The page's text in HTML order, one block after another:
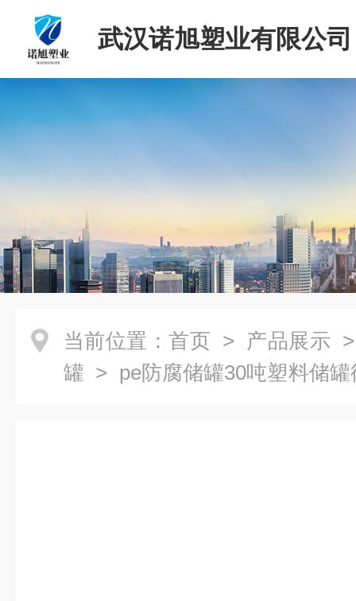
武汉诺旭塑业有限公司
当前位置： 首页 > 产品展示
罐 > pe防腐储罐30吨塑料储